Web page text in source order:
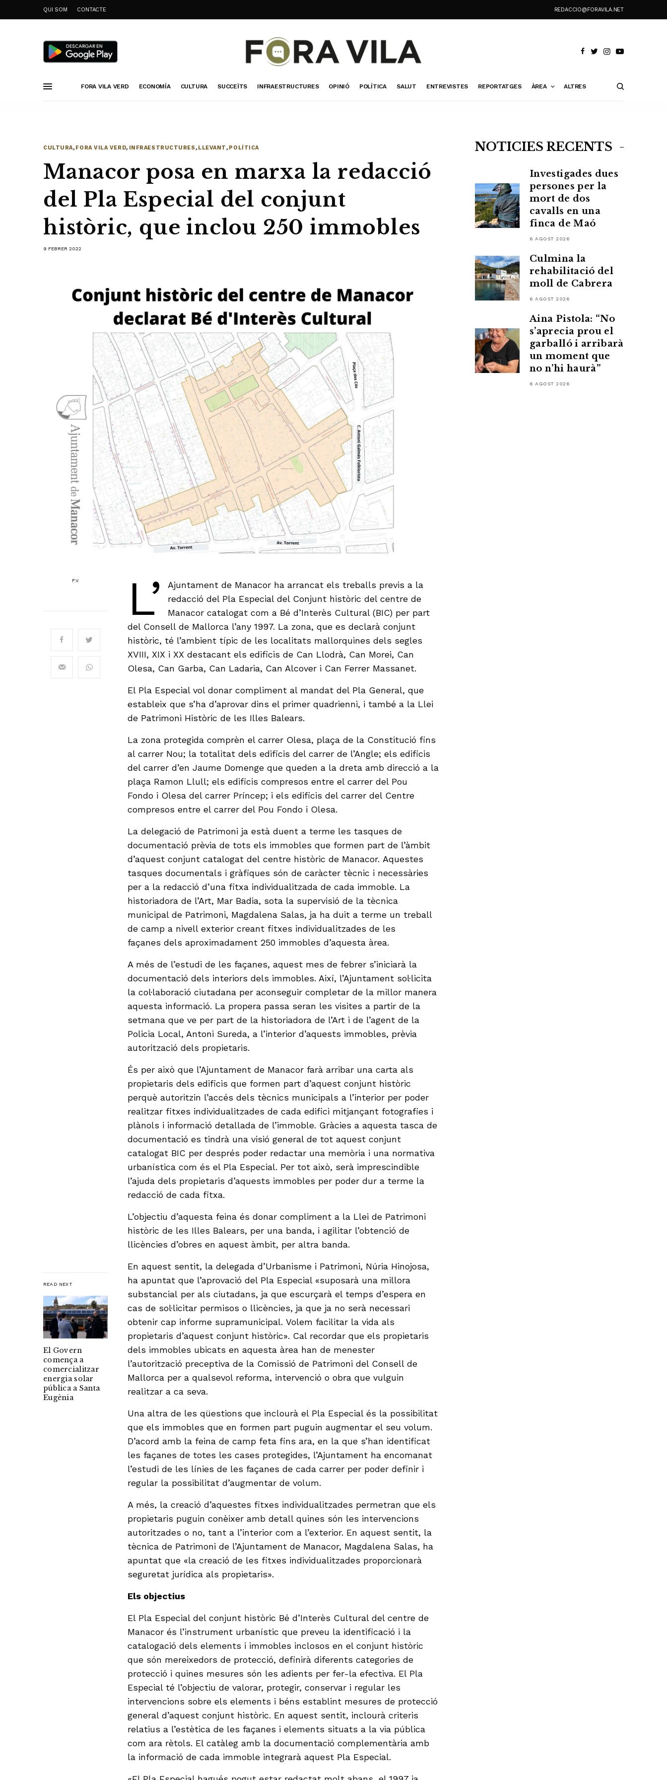
QUI SOM CONTACTE REDACCIO@FORAVILA.NET
FORA VILA VERD ECONOMÍA CULTURA SUCCEÏTS INFRAESTRUCTURES OPINIÓ POLÍTICA SALUT ENTREVISTES REPORTATGES ÀREA ALTRES
CULTURA, FORA VILA VERD, INFRAESTRUCTURES, LLEVANT, POLÍTICA
Manacor posa en marxa la redacció
del Pla Especial del conjunt
històric, que inclou 250 immobles
9 FEBRER 2022
F.V.
READ NEXT
El Govern
comença a
comercialitzar
energia solar
pública a Santa
Eugènia
L’
Ajuntament de Manacor ha arrancat els treballs previs a la
redacció del Pla Especial del Conjunt històric del centre de
Manacor catalogat com a Bé d’Interès Cultural (BIC) per part
del Consell de Mallorca l’any 1997. La zona, que es declarà conjunt
històric, té l’ambient típic de les localitats mallorquines dels segles
XVIII, XIX i XX destacant els edificis de Can Llodrà, Can Morei, Can
Olesa, Can Garba, Can Ladaria, Can Alcover i Can Ferrer Massanet.
El Pla Especial vol donar compliment al mandat del Pla General, que
estableix que s’ha d’aprovar dins el primer quadrienni, i també a la Llei
de Patrimoni Històric de les Illes Balears.
La zona protegida comprèn el carrer Olesa, plaça de la Constitució fins
al carrer Nou; la totalitat dels edificis del carrer de l’Angle; els edificis
del carrer d’en Jaume Domenge que queden a la dreta amb direcció a la
plaça Ramon Llull; els edificis compresos entre el carrer del Pou
Fondo i Olesa del carrer Príncep; i els edificis del carrer del Centre
compresos entre el carrer del Pou Fondo i Olesa.
La delegació de Patrimoni ja està duent a terme les tasques de
documentació prèvia de tots els immobles que formen part de l’àmbit
d’aquest conjunt catalogat del centre històric de Manacor. Aquestes
tasques documentals i gràfiques són de caràcter tècnic i necessàries
per a la redacció d’una fitxa individualitzada de cada immoble. La
historiadora de l’Art, Mar Badia, sota la supervisió de la tècnica
municipal de Patrimoni, Magdalena Salas, ja ha duit a terme un treball
de camp a nivell exterior creant fitxes individualitzades de les
façanes dels aproximadament 250 immobles d’aquesta àrea.
A més de l’estudi de les façanes, aquest mes de febrer s’iniciarà la
documentació dels interiors dels immobles. Així, l’Ajuntament sol·licita
la col·laboració ciutadana per aconseguir completar de la millor manera
aquesta informació. La propera passa seran les visites a partir de la
setmana que ve per part de la historiadora de l’Art i de l’agent de la
Policia Local, Antoni Sureda, a l’interior d’aquests immobles, prèvia
autorització dels propietaris.
És per això que l’Ajuntament de Manacor farà arribar una carta als
propietaris dels edificis que formen part d’aquest conjunt històric
perquè autoritzin l’accés dels tècnics municipals a l’interior per poder
realitzar fitxes individualitzades de cada edifici mitjançant fotografies i
plànols i informació detallada de l’immoble. Gràcies a aquesta tasca de
documentació es tindrà una visió general de tot aquest conjunt
catalogat BIC per després poder redactar una memòria i una normativa
urbanística com és el Pla Especial. Per tot això, serà imprescindible
l’ajuda dels propietaris d’aquests immobles per poder dur a terme la
redacció de cada fitxa.
L’objectiu d’aquesta feina és donar compliment a la Llei de Patrimoni
històric de les Illes Balears, per una banda, i agilitar l’obtenció de
llicències d’obres en aquest àmbit, per altra banda.
En aquest sentit, la delegada d’Urbanisme i Patrimoni, Núria Hinojosa,
ha apuntat que l’aprovació del Pla Especial «suposarà una millora
substancial per als ciutadans, ja que escurçarà el temps d’espera en
cas de sol·licitar permisos o llicències, ja que ja no serà necessari
obtenir cap informe supramunicipal. Volem facilitar la vida als
propietaris d’aquest conjunt històric». Cal recordar que els propietaris
dels immobles ubicats en aquesta àrea han de menester
l’autorització preceptiva de la Comissió de Patrimoni del Consell de
Mallorca per a qualsevol reforma, intervenció o obra que vulguin
realitzar a ca seva.
Una altra de les qüestions que inclourà el Pla Especial és la possibilitat
que els immobles que en formen part puguin augmentar el seu volum.
D’acord amb la feina de camp feta fins ara, en la que s’han identificat
les façanes de totes les cases protegides, l’Ajuntament ha encomanat
l’estudi de les línies de les façanes de cada carrer per poder definir i
regular la possibilitat d’augmentar de volum.
A més, la creació d’aquestes fitxes individualitzades permetran que els
propietaris puguin conèixer amb detall quines són les intervencions
autoritzades o no, tant a l’interior com a l’exterior. En aquest sentit, la
tècnica de Patrimoni de l’Ajuntament de Manacor, Magdalena Salas, ha
apuntat que «la creació de les fitxes individualitzades proporcionarà
seguretat jurídica als propietaris».
Els objectius
El Pla Especial del conjunt històric Bé d’Interès Cultural del centre de
Manacor és l’instrument urbanístic que preveu la identificació i la
catalogació dels elements i immobles inclosos en el conjunt històric
que són mereixedors de protecció, definirà diferents categories de
protecció i quines mesures són les adients per fer-la efectiva. El Pla
Especial té l’objectiu de valorar, protegir, conservar i regular les
intervencions sobre els elements i béns establint mesures de protecció
general d’aquest conjunt històric. En aquest sentit, inclourà criteris
relatius a l’estètica de les façanes i elements situats a la via pública
com ara rètols. El catàleg amb la documentació complementària amb
la informació de cada immoble integrarà aquest Pla Especial.
NOTÍCIES RECENTS
Investigades dues
persones per la
mort de dos
cavalls en una
finca de Maó
6 AGOST 2026
Culmina la
rehabilitació del
moll de Cabrera
6 AGOST 2026
Aina Pistola: “No
s’aprecia prou el
garballó i arribarà
un moment que
no n’hi haurà”
6 AGOST 2026